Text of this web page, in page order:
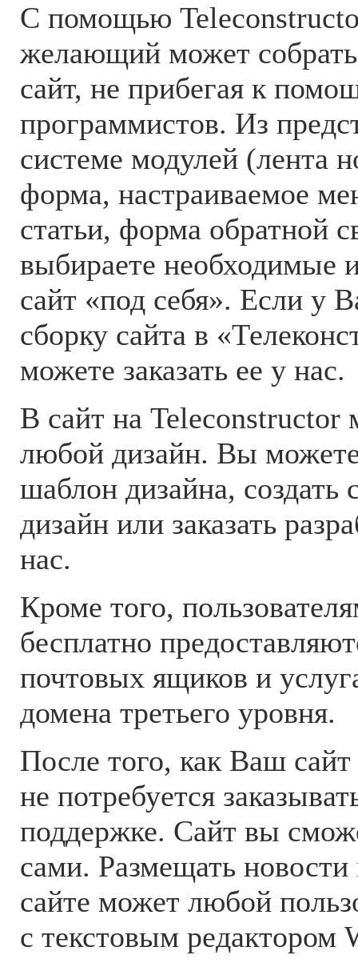
С помощью
желающий может
сайт, не прибегая к
программистов. Из
системе модулей (лента
форма, настраиваемое
статьи, форма обратной
выбираете необходимые
сайт «под себя». Если у
сборку сайта в
можете заказать ее у нас.
В сайт на Teleconstructor
любой дизайн. Вы
шаблон дизайна, создать
дизайн или заказать
нас.
Кроме того,
бесплатно
почтовых ящиков и
домена третьего уровня.
После того, как Ваш сайт
не потребуется
поддержке. Сайт вы
сами. Размещать
сайте может любой
с текстовым редактором